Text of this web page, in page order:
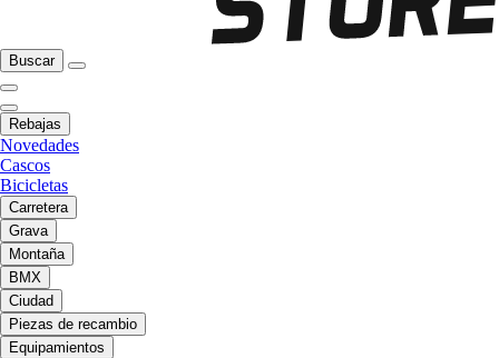
Buscar
Rebajas
Novedades
Cascos
Bicicletas
Carretera
Grava
Montaña
BMX
Ciudad
Piezas de recambio
Equipamientos